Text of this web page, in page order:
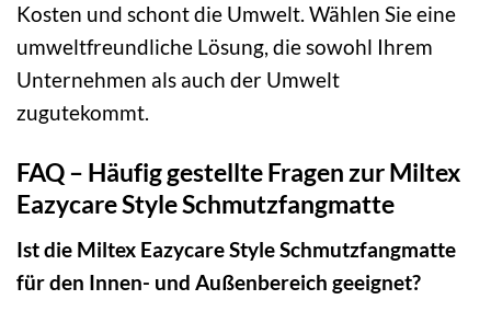
Kosten und schont die Umwelt. Wählen Sie eine
umweltfreundliche Lösung, die sowohl Ihrem
Unternehmen als auch der Umwelt
zugutekommt.
FAQ – Häufig gestellte Fragen zur Miltex
Eazycare Style Schmutzfangmatte
Ist die Miltex Eazycare Style Schmutzfangmatte
für den Innen- und Außenbereich geeignet?